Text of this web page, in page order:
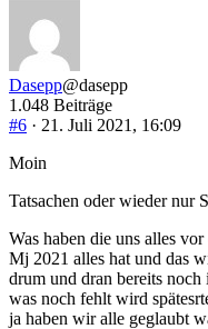
Dasepp@dasepp
1.048 Beiträge
#6 · 21. Juli 2021, 16:09
Moin
Tatsachen oder wieder nur
Was haben die uns alles
Mj 2021 alles hat und das
drum und dran bereits
was noch fehlt wird
ja haben wir alle geglaubt